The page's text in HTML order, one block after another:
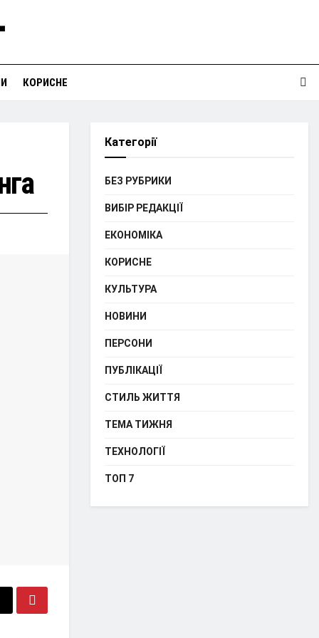
КОРИСНЕ
Категорії
БЕЗ РУБРИКИ
ВИБІР РЕДАКЦІЇ
ЕКОНОМІКА
КОРИСНЕ
КУЛЬТУРА
НОВИНИ
ПЕРСОНИ
ПУБЛІКАЦІЇ
СТИЛЬ ЖИТТЯ
ТЕМА ТИЖНЯ
ТЕХНОЛОГІЇ
ТОП 7